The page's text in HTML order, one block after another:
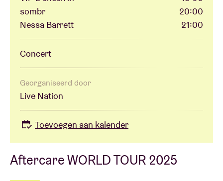
Aftercare WORLD TOUR 2025
sombr
20:00
Nessa Barrett
21:00
Concert
Georganiseerd door
Live Nation
Toevoegen aan kalender